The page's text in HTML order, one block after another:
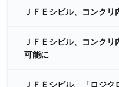
ＪＦＥシビル、コンクリ
ＪＦＥシビル、コンク
可能に
ＪＦＥシビル、「ロジ